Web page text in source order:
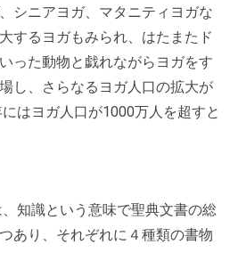
シニアヨガ、マタニティヨガな
するヨガもみられ、はたまたド
った動物と戯れながらヨガをす
し、さらなるヨガ人口の拡大が
はヨガ人口が1000万人を超すと
知識という意味で聖典文書の総
あり、それぞれに４種類の書物